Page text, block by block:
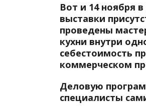
Вот и 14 ноября
выставки
проведены
кухни внутри
себестоимость
коммерческом
Деловую
специалисты